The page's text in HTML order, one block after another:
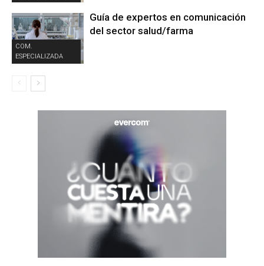
COM.
ESPECIALIZADA
Guía de expertos en comunicación
del sector salud/farma